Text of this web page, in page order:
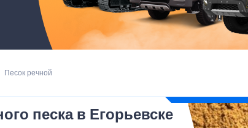
Песок речной
песка в Егорьевске